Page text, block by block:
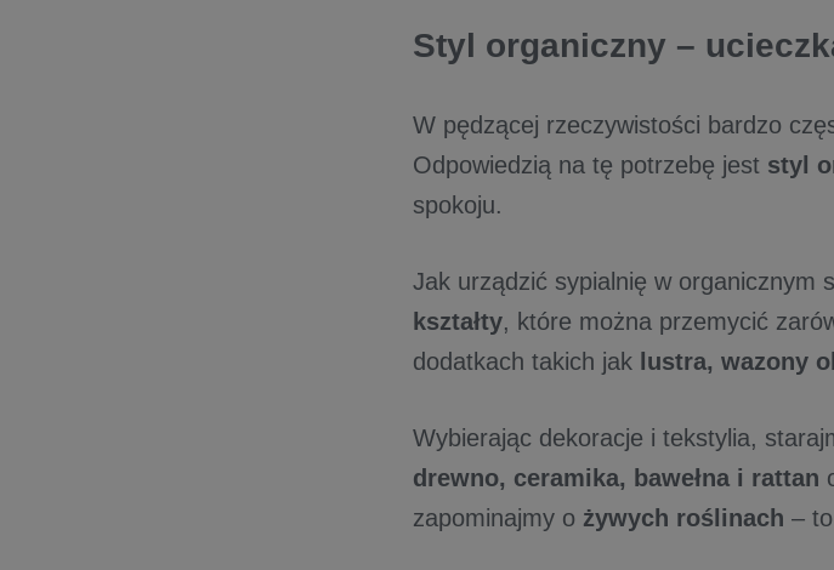
Styl organiczny –
W pędzącej rzeczywistości bardzo
Odpowiedzią na tę potrzebę jest styl
spokoju.
Jak urządzić sypialnię w organicznym
kształty, które można przemycić
dodatkach takich jak lustra, wazony
Wybierając dekoracje i tekstylia,
drewno, ceramika, bawełna i rattan
zapominajmy o żywych roślinach –